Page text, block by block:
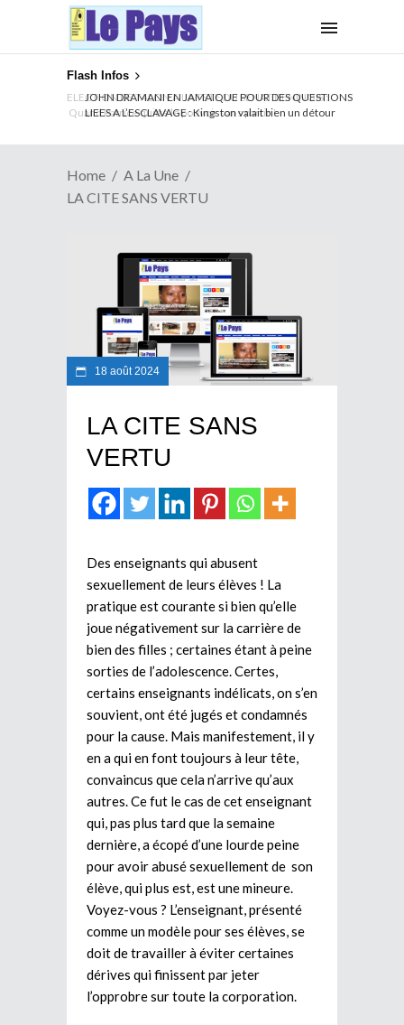
Flash Infos
ELECTION DE TALON A LA TETE DU SENAT BENINOIS :
Quand Patrice quitte le pouvoir sans partir !
Home
A La Une
LA CITE SANS VERTU
18 août 2024
LA CITE SANS
VERTU
Des enseignants qui abusent
sexuellement de leurs élèves ! La
pratique est courante si bien qu’elle
joue négativement sur la carrière de
bien des filles ; certaines étant à peine
sorties de l’adolescence. Certes,
certains enseignants indélicats, on s’en
souvient, ont été jugés et condamnés
pour la cause. Mais manifestement, il y
en a qui en font toujours à leur tête,
convaincus que cela n’arrive qu’aux
autres. Ce fut le cas de cet enseignant
qui, pas plus tard que la semaine
dernière, a écopé d’une lourde peine
pour avoir abusé sexuellement de son
élève, qui plus est, est une mineure.
Voyez-vous ? L’enseignant, présenté
comme un modèle pour ses élèves, se
doit de travailler à éviter certaines
dérives qui finissent par jeter
l’opprobre sur toute la corporation.